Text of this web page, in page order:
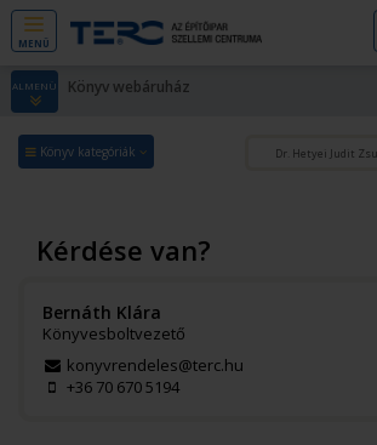
MENÜ
ALMENÜ Könyv webáruház
Könyv kategóriák
Kérdése van?
Bernáth Klára
Könyvesboltvezető
konyvrendeles@terc.hu
+36 70 670 5194